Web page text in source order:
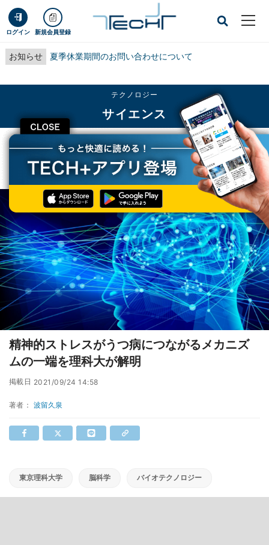
ログイン 新規会員登録
お知らせ 夏季休業期間のお問い合わせについて
CLOSE
テクノロジー
サイエンス
TECH+ テクノロジー
サイエンス
精神的ストレスがうつ病につながるメカニズムの一端を理科大が解明
精神的ストレスがうつ病につながるメカニズ
ムの一端を理科大が解明
掲載日 2021/09/24 14:58
著者： 波留久泉
東京理科大学 脳科学 バイオテクノロジー